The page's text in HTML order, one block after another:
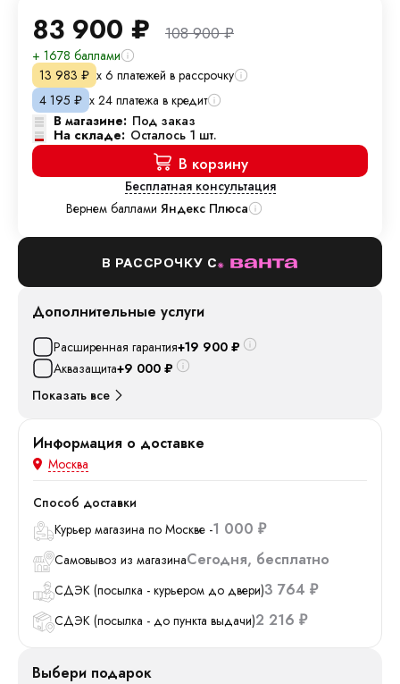
83 900 ₽ 108 900₽
+ 1678 баллами
13 983 ₽ х 6 платежей в рассрочку
4 195 ₽ х 24 платежа в кредит
В магазине: Под заказ
На складе: Осталось 1 шт.
В корзину
Бесплатная консультация
Вернем баллами Яндекс Плюса
В РАССРОЧКУ С
Дополнительные услуги
Расширенная гарантия+19 900 ₽
Аквазащита+9 000 ₽
Показать все
Информация о доставке
Москва
Способ доставки
Курьер магазина по Москве -1 000 ₽
Самовывоз из магазинаСегодня Бесплатно
СДЭК (посылка - курьером до двери)3 764 ₽
СДЭК (посылка - до пункта выдачи)2 216 ₽
Выбери подарок